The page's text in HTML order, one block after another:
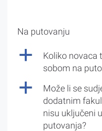
Na putovanju
a
Koliko novaca
sobom na
a
Može li se
dodatnim
nisu uključeni
putovanja?